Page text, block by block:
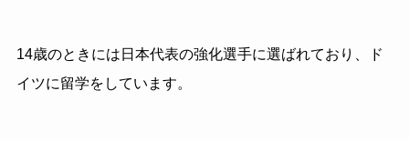
14歳のときには日本代表の強化選手に選ばれており、ド
イツに留学をしています。